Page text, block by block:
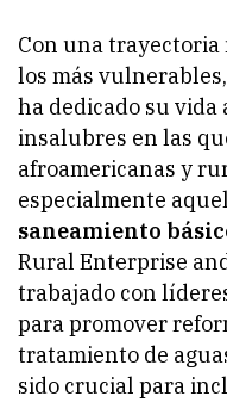
Con una trayectoria
los más
ha dedicado su
insalubres en las
afroamericanas y
especialmente
saneamiento
Rural Enterprise
trabajado con
para promover
tratamiento de
sido crucial para